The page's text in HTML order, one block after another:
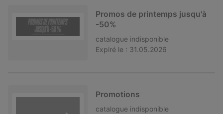
Promos de printemps jusqu'à
-50%
catalogue indisponible
Expiré le : 31.05.2026
Promotions
catalogue indisponible